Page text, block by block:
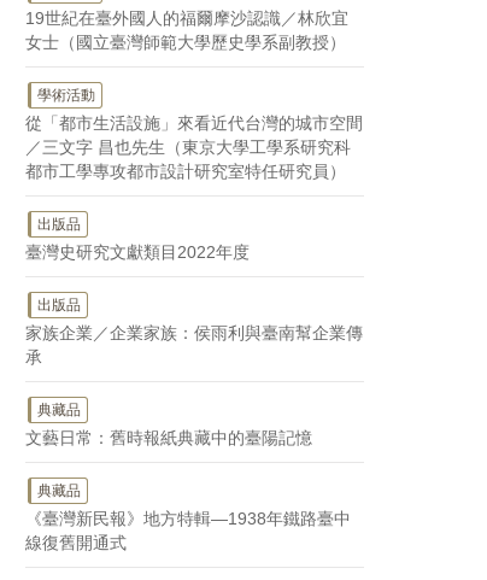
19世紀在臺外國人的福爾摩沙認識／林欣宜
女士（國立臺灣師範大學歷史學系副教授）
學術活動
從「都市生活設施」來看近代台灣的城市空間
／三文字 昌也先生（東京大學工學系研究科
都市工學專攻都市設計研究室特任研究員）
出版品
臺灣史研究文獻類目2022年度
出版品
家族企業／企業家族：侯雨利與臺南幫企業傳
承
典藏品
文藝日常：舊時報紙典藏中的臺陽記憶
典藏品
《臺灣新民報》地方特輯—1938年鐵路臺中
線復舊開通式